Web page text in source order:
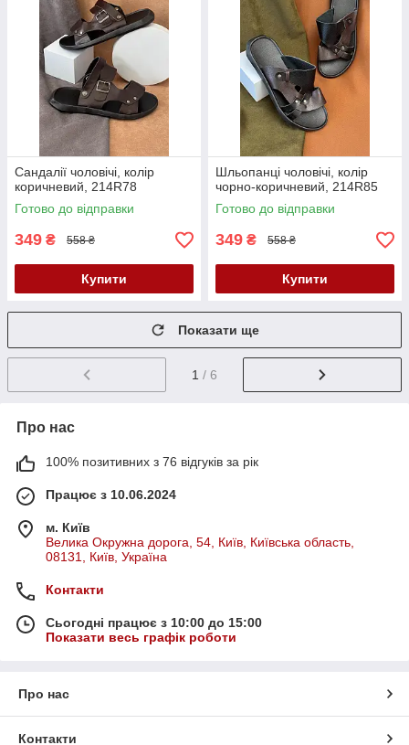
Сандалії чоловічі, колір
коричневий, 214R78
Готово до відправки
349 ₴ 558 ₴
Купити
Шльопанці чоловічі, колір
чорно-коричневий, 214R85
Готово до відправки
349 ₴ 558 ₴
Купити
Показати ще
1 / 6
Про нас
100% позитивних з 76 відгуків за рік
Працює з 10.06.2024
м. Київ
Велика Окружна дорога, 54, Київ, Київська область,
08131, Київ, Україна
Контакти
Сьогодні працює з 10:00 до 15:00
Показати весь графік роботи
Про нас
Контакти